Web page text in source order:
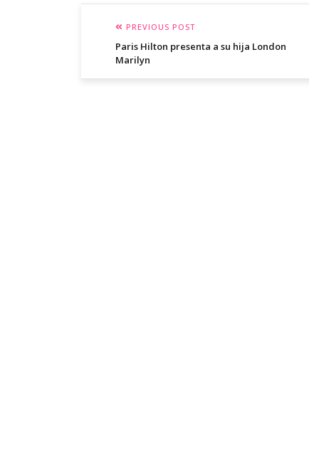
PREVIOUS POST
Paris Hilton presenta a su hija London
Marilyn